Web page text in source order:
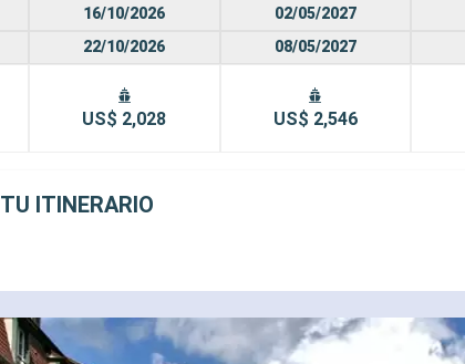
16/10/2026
22/10/2026
US$ 2,028
02/05/2027
08/05/2027
US$ 2,546
TU ITINERARIO